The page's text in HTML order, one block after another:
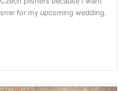
for my upcoming wedding.